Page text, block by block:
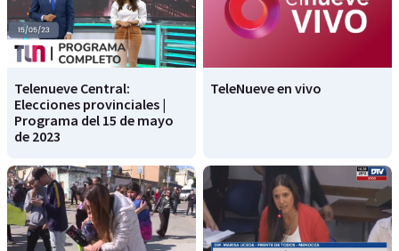
Telenueve Central:
Elecciones provinciales |
Programa del 15 de mayo
de 2023
TeleNueve en vivo